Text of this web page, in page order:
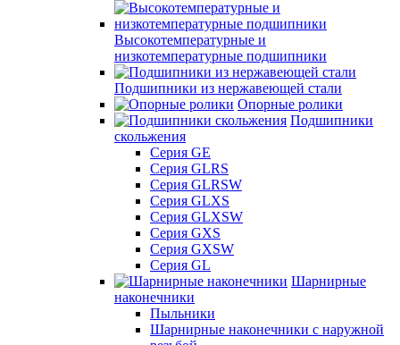
Высокотемпературные и
низкотемпературные подшипники
Подшипники из нержавеющей стали
Опорные ролики
Подшипники
скольжения
Серия GE
Серия GLRS
Серия GLRSW
Серия GLXS
Серия GLXSW
Серия GXS
Серия GXSW
Серия GL
Шарнирные
наконечники
Пыльники
Шарнирные наконечники с наружной